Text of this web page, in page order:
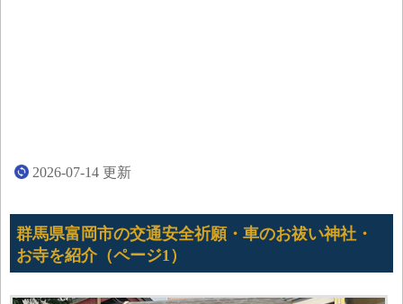
2026-07-14 更新
群馬県富岡市の交通安全祈願・車のお祓い神社・
お寺を紹介（ページ1）